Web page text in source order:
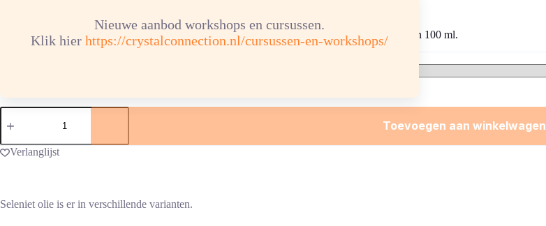
Nieuwe aanbod workshops en cursussen.
Klik hier https://crystalconnection.nl/cursussen-en-workshops/
€ 34,95
10, 30 en 100 ml.
Seleniet
olie
Toevoegen aan winkelwagen
Verlanglijst
Seleniet olie is er in verschillende varianten.